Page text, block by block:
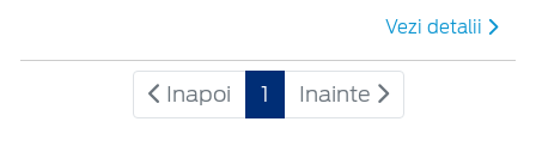
Vezi detalii
Inapoi 1 Inainte